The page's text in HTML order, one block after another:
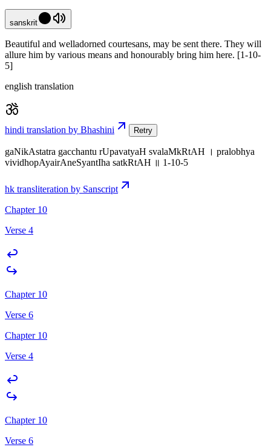
sanskrit
Beautiful and welladorned courtesans, may be sent there. They will
allure him by various means and honourably bring him here. [1-10-
5]
english translation
hindi translation by Bhashini Retry
gaNikAstatra gacchantu rUpavatyaH svalaMkRtAH । pralobhya
vividhopAyairAneSyantIha satkRtAH ॥ 1-10-5
hk transliteration by Sanscript
Chapter 10
Verse 4
Chapter 10
Verse 6
Chapter 10
Verse 4
Chapter 10
Verse 6